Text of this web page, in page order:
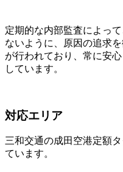
定期的な内部監査によっ
ないように、原因の追求
が行われており、常に安
しています。
対応エリア
三和交通の成田空港定額
ています。